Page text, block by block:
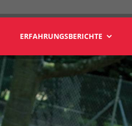
ERFAHRUNGSBERICHTE